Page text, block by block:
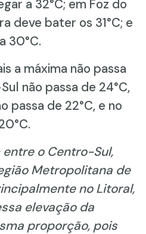
a 32°C; em Foz do
deve bater os 31°C; e
30°C.
a máxima não passa
não passa de 24°C,
passa de 22°C, e no
o Centro-Sul,
Metropolitana de
no Litoral,
elevação da
proporção, pois